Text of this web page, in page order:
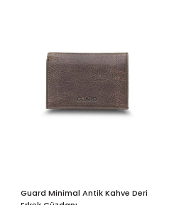
Guard Minimal Antik Kahve Deri